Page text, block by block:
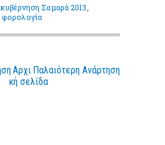
κυβέρνηση Σαμαρά 2013,
φορολογία
Παλαιότερη Ανάρτηση
Αρχι
κή σελίδα